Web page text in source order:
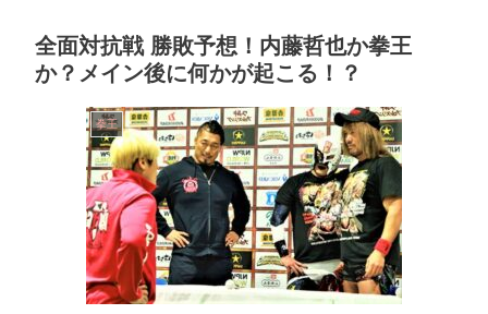
全面対抗戦 勝敗予想！内藤哲也か拳王
か？メイン後に何かが起こる！？
拳王